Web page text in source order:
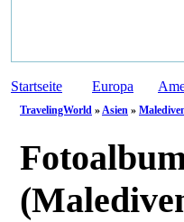
Startseite Europa
TravelingWorld »Asien »